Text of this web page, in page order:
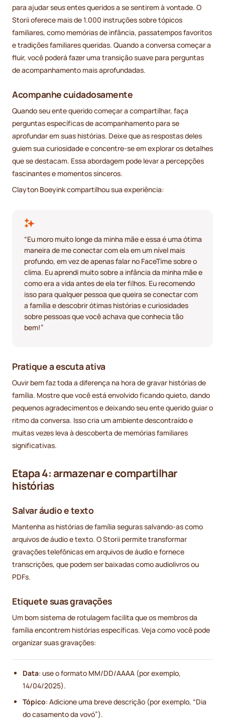
para ajudar seus entes queridos a se sentirem à vontade. O
Storii oferece mais de 1.000 instruções sobre tópicos
familiares, como memórias de infância, passatempos favoritos
e tradições familiares queridas. Quando a conversa começar a
fluir, você poderá fazer uma transição suave para perguntas
de acompanhamento mais aprofundadas.
Acompanhe cuidadosamente
Quando seu ente querido começar a compartilhar, faça
perguntas específicas de acompanhamento para se
aprofundar em suas histórias. Deixe que as respostas deles
guiem sua curiosidade e concentre-se em explorar os detalhes
que se destacam. Essa abordagem pode levar a percepções
fascinantes e momentos sinceros.
Clayton Boeyink compartilhou sua experiência:
“Eu moro muito longe da minha mãe e essa é uma ótima
maneira de me conectar com ela em um nível mais
profundo, em vez de apenas falar no FaceTime sobre o
clima. Eu aprendi muito sobre a infância da minha mãe e
como era a vida antes de ela ter filhos. Eu recomendo
isso para qualquer pessoa que queira se conectar com
a família e descobrir ótimas histórias e curiosidades
sobre pessoas que você achava que conhecia tão
bem!”
Pratique a escuta ativa
Ouvir bem faz toda a diferença na hora de gravar histórias de
família. Mostre que você está envolvido ficando quieto, dando
pequenos agradecimentos e deixando seu ente querido guiar o
ritmo da conversa. Isso cria um ambiente descontraído e
muitas vezes leva à descoberta de memórias familiares
significativas.
Etapa 4: armazenar e compartilhar
histórias
Salvar áudio e texto
Mantenha as histórias de família seguras salvando-as como
arquivos de áudio e texto. O Storii permite transformar
gravações telefônicas em arquivos de áudio e fornece
transcrições, que podem ser baixadas como audiolivros ou
PDFs.
Etiquete suas gravações
Um bom sistema de rotulagem facilita que os membros da
família encontrem histórias específicas. Veja como você pode
organizar suas gravações:
Data: use o formato MM/DD/AAAA (por exemplo,
14/04/2025).
Tópico: Adicione uma breve descrição (por exemplo, “Dia
do casamento da vovó”).